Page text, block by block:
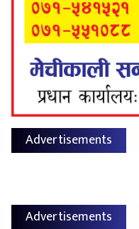
Advertisements
Advertisements